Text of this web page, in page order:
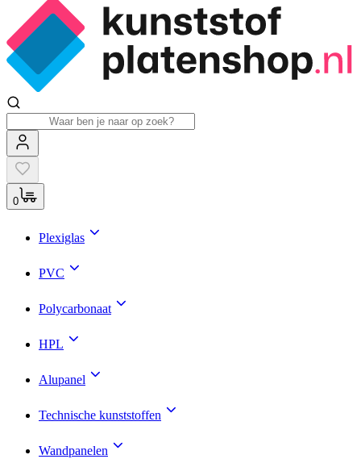
0
Plexiglas
PVC
Polycarbonaat
HPL
Alupanel
Technische kunststoffen
Wandpanelen